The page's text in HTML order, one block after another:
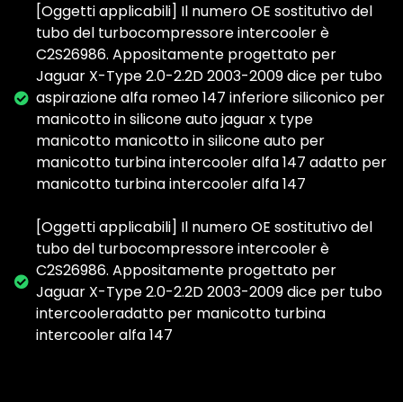
[Oggetti applicabili] Il numero OE sostitutivo del
tubo del turbocompressore intercooler è
C2S26986. Appositamente progettato per
Jaguar X-Type 2.0-2.2D 2003-2009 dice per tubo
aspirazione alfa romeo 147 inferiore siliconico per
manicotto in silicone auto jaguar x type
manicotto manicotto in silicone auto per
manicotto turbina intercooler alfa 147 adatto per
manicotto turbina intercooler alfa 147
[Oggetti applicabili] Il numero OE sostitutivo del
tubo del turbocompressore intercooler è
C2S26986. Appositamente progettato per
Jaguar X-Type 2.0-2.2D 2003-2009 dice per tubo
intercooleradatto per manicotto turbina
intercooler alfa 147